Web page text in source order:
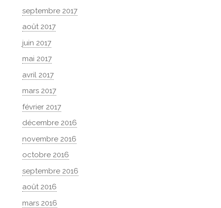
septembre 2017
août 2017
juin 2017
mai 2017
avril 2017
mars 2017
février 2017
décembre 2016
novembre 2016
octobre 2016
septembre 2016
août 2016
mars 2016